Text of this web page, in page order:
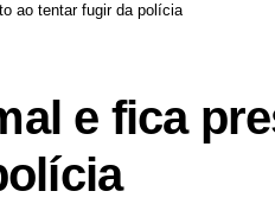
ao tentar fugir da polícia
e fica